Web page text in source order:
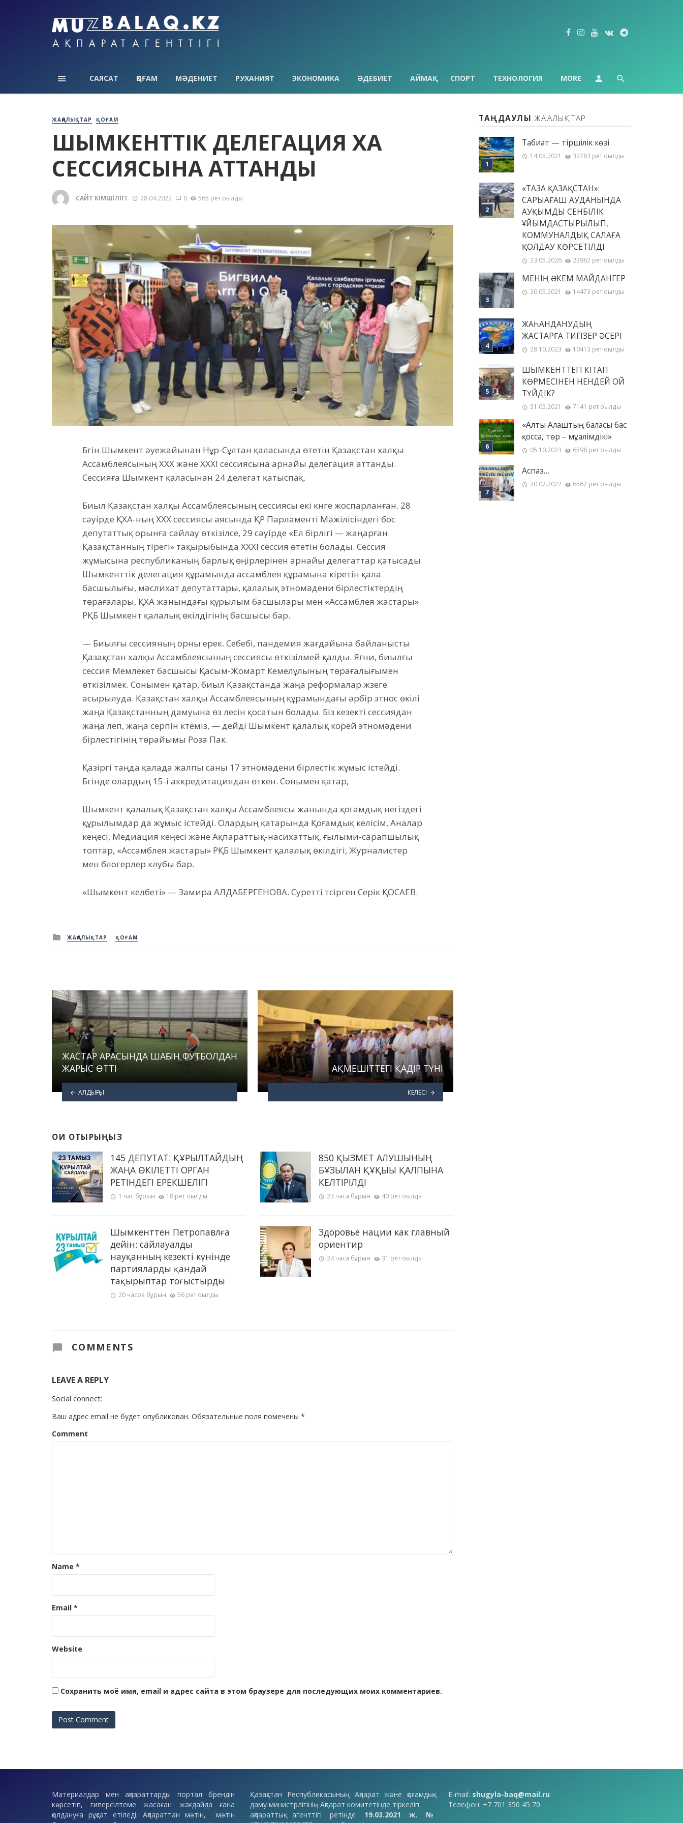
САЯСАТ ҚОҒАМ МӘДЕНИЕТ РУХАНИЯТ ЭКОНОМИКА ӘДЕБИЕТ АЙМАҚ СПОРТ ТЕХНОЛОГИЯ MORE
ЖАҢАЛЫҚТАР ҚОҒАМ
ШЫМКЕНТТІК ДЕЛЕГАЦИЯ ҚХА
СЕССИЯСЫНА АТТАНДЫ
САЙТ ӘКІМШІЛІГІ 28.04.2022 0 565 рет оқылды
Бүгін Шымкент әуежайынан Нұр-Сұлтан қаласында өтетін Қазақстан халқы
Ассамблеясының ХХХ және ХХХІ сессиясына арнайы делегация аттанды.
Сессияға Шымкент қаласынан 24 делегат қатыспақ.
Биыл Қазақстан халқы Ассамблеясының сессиясы екі күнге жоспарланған. 28
сәуірде ҚХА-ның ХХХ сессиясы аясында ҚР Парламенті Мәжілісіндегі бос
депутаттық орынға сайлау өткізілсе, 29 сәуірде «Ел бірлігі — жаңарған
Қазақстанның тірегі» тақырыбында ХХХІ сессия өтетін болады. Сессия
жұмысына республиканың барлық өңірлерінен арнайы делегаттар қатысады.
Шымкенттік делегация құрамында ассамблея құрамына кіретін қала
басшылығы, мәслихат депутаттары, қалалық этномәдени бірлестіктердің
төрағалары, ҚХА жанындағы құрылым басшылары мен «Ассамблея жастары»
РҚБ Шымкент қалалық өкілдігінің басшысы бар.
— Биылғы сессияның орны ерек. Себебі, пандемия жағдайына байланысты
Қазақстан халқы Ассамблеясының сессиясы өткізілмей қалды. Яғни, биылғы
сессия Мемлекет басшысы Қасым-Жомарт Кемелұлының төрағалығымен
өткізілмек. Сонымен қатар, биыл Қазақстанда жаңа реформалар жүзеге
асырылуда. Қазақстан халқы Ассамблеясының құрамындағы әрбір этнос өкілі
жаңа Қазақстанның дамуына өз үлесін қосатын болады. Біз кезекті сессиядан
жаңа леп, жаңа серпін күтеміз, — дейді Шымкент қалалық корей этномәдени
бірлестігінің төрайымы Роза Пак.
Қазіргі таңда қалада жалпы саны 17 этномәдени бірлестік жұмыс істейді.
Бүгінде олардың 15-і аккредитациядан өткен. Сонымен қатар,
Шымкент қалалық Қазақстан халқы Ассамблеясы жанында қоғамдық негіздегі
құрылымдар да жұмыс істейді. Олардың қатарында Қоғамдық келісім, Аналар
кеңесі, Медиация кеңесі және Ақпараттық-насихаттық, ғылыми-сарапшылық
топтар, «Ассамблея жастары» РҚБ Шымкент қалалық өкілдігі, Журналистер
мен блогерлер клубы бар.
«Шымкент келбеті» — Замира АЛДАБЕРГЕНОВА. Суретті түсірген Серік ҚОСАЕВ.
Posted
in
ЖАҢАЛЫҚТАР ҚОҒАМ
ЖАСТАР АРАСЫНДА ШАҒЫН ФУТБОЛДАН
ЖАРЫС ӨТТІ
АЛДЫҢҒЫ
АҚМЕШІТТЕГІ ҚАДІР ТҮНІ
КЕЛЕСІ
ОҚИ ОТЫРЫҢЫЗ
145 ДЕПУТАТ: ҚҰРЫЛТАЙДЫҢ
ЖАҢА ӨКІЛЕТТІ ОРГАН
РЕТІНДЕГІ ЕРЕКШЕЛІГІ
1 час бұрын 18 рет оқылды
Шымкенттен Петропавлға
дейін: сайлауалды
науқанның кезекті күнінде
партияларды қандай
тақырыптар тоғыстырды
20 часов бұрын 56 рет оқылды
850 ҚЫЗМЕТ АЛУШЫНЫҢ
БҰЗЫЛҒАН ҚҰҚЫҒЫ ҚАЛПЫНА
КЕЛТІРІЛДІ
23 часа бұрын 40 рет оқылды
Здоровье нации как главный
ориентир
24 часа бұрын 31 рет оқылды
COMMENTS
LEAVE A REPLY
Social connect:
Ваш адрес email не будет опубликован. Обязательные поля помечены *
Comment
Name *
Email *
Website
Сохранить моё имя, email и адрес сайта в этом браузере для последующих моих комментариев.
ТАҢДАУЛЫ ЖАҢАЛЫҚТАР
Табиғат — тіршілік көзі
14.05.2021 33783 рет оқылды
«ТАЗА ҚАЗАҚСТАН»:
САРЫАҒАШ АУДАНЫНДА
АУҚЫМДЫ СЕНБІЛІК
ҰЙЫМДАСТЫРЫЛЫП,
КОММУНАЛДЫҚ САЛАҒА
ҚОЛДАУ КӨРСЕТІЛДІ
23.05.2026 23962 рет оқылды
МЕНІҢ ƏКЕМ МАЙДАНГЕР
20.05.2021 14473 рет оқылды
ЖАҺАНДАНУДЫҢ
ЖАСТАРҒА ТИГІЗЕР ӘСЕРІ
28.10.2023 10413 рет оқылды
ШЫМКЕНТТЕГІ КІТАП
КӨРМЕСІНЕН НЕНДЕЙ ОЙ
ТҮЙДІК?
31.05.2021 7141 рет оқылды
«Алты Алаштың баласы бас
қосса, төр – мұғалімдікі»
05.10.2023 6598 рет оқылды
Аспаз…
20.07.2022 6562 рет оқылды
Материалдар мен ақпараттарды портал брендін
көрсетіп, гиперсілтеме жасаған жағдайда ғана
қолдануға рұқсат етіледі. Ақпараттан мәтін, мәтін
Қазақстан Республикасының Ақпарат және қоғамдық
даму министрлігінің Ақпарат комитетінде тіркеліп
ақпараттық агенттігі ретінде 19.03.2021 ж. №
E-mail: shugyla-baq@mail.ru
Телефон: +7 701 350 45 70